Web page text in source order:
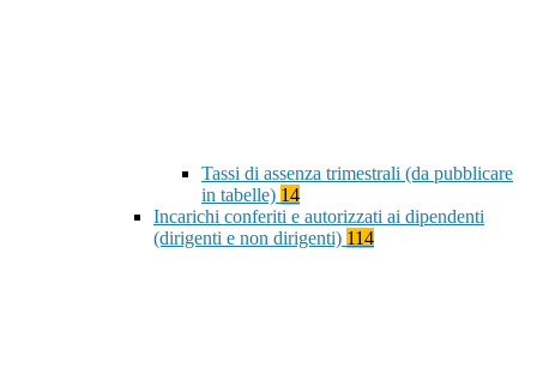
Tassi di assenza trimestrali (da pubblicare
in tabelle) 14
Incarichi conferiti e autorizzati ai dipendenti
(dirigenti e non dirigenti) 114